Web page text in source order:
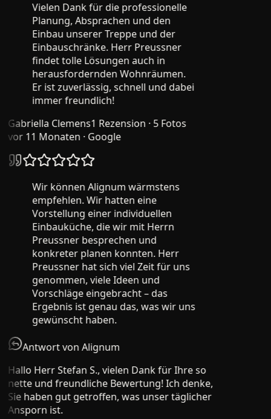
Vielen Dank für die professionelle
Planung, Absprachen und den
Einbau unserer Treppe und der
Einbauschränke. Herr Preussner
findet tolle Lösungen auch in
herausfordernden Wohnräumen.
Er ist zuverlässig, schnell und dabei
immer freundlich!
Gabriella Clemens1 Rezension · 5 Fotos
vor 11 Monaten· Google
Wir können Alignum wärmstens
empfehlen. Wir hatten eine
Vorstellung einer individuellen
Einbauküche, die wir mit Herrn
Preussner besprechen und
konkreter planen konnten. Herr
Preussner hat sich viel Zeit für uns
genommen, viele Ideen und
Vorschläge eingebracht – das
Ergebnis ist genau das, was wir uns
gewünscht haben.
Antwort von Alignum
Hallo Herr Stefan S., vielen Dank für Ihre so
nette und freundliche Bewertung! Ich denke,
Sie haben gut getroffen, was unser täglicher
Ansporn ist.